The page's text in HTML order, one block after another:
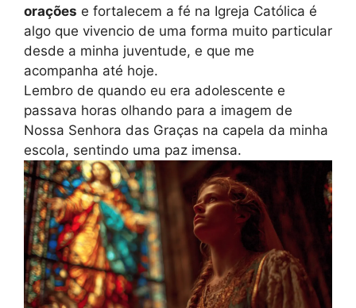
orações e fortalecem a fé na Igreja Católica é
algo que vivencio de uma forma muito particular
desde a minha juventude, e que me
acompanha até hoje.
Lembro de quando eu era adolescente e
passava horas olhando para a imagem de
Nossa Senhora das Graças na capela da minha
escola, sentindo uma paz imensa.